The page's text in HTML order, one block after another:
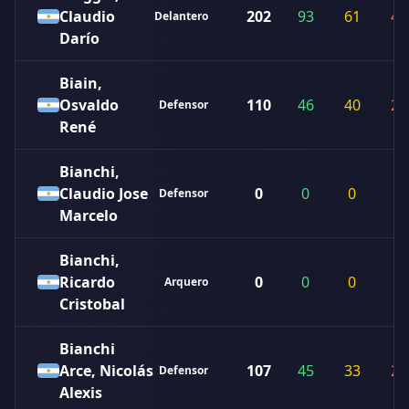
Claudio
Darío
Delantero 202 93 61 48
Biain,
Osvaldo
René
Defensor 110 46 40 24
Bianchi,
Claudio Jose
Marcelo
Defensor 0 0 0
Bianchi,
Ricardo
Cristobal
Arquero 0 0 0
Bianchi
Arce, Nicolás
Alexis
Defensor 107 45 33 29